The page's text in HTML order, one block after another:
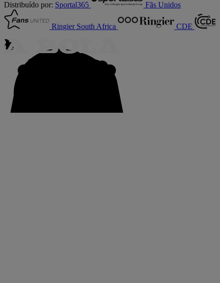
Distribuído por: Sportal365 Fãs Unidos
Ringier South Africa CDE